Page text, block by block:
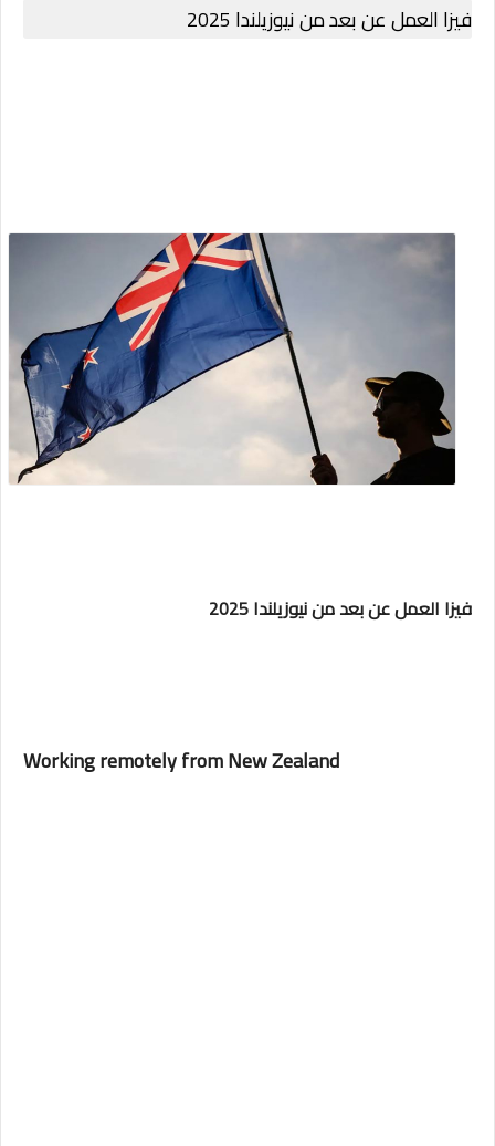
فيزا العمل عن بعد من نيوزيلندا 2025
فيزا العمل عن بعد من نيوزيلندا 2025
Working remotely from New Zealand